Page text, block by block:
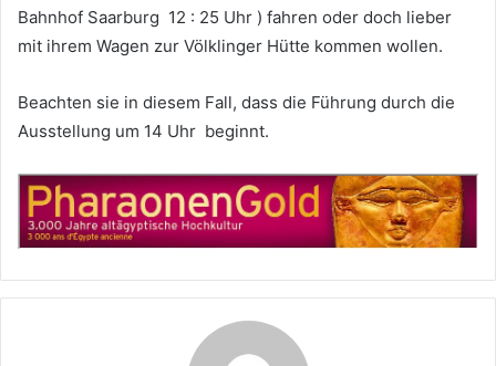
Bahnhof Saarburg 12 : 25 Uhr ) fahren oder doch lieber
mit ihrem Wagen zur Völklinger Hütte kommen wollen.
Beachten sie in diesem Fall, dass die Führung durch die
Ausstellung um 14 Uhr beginnt.